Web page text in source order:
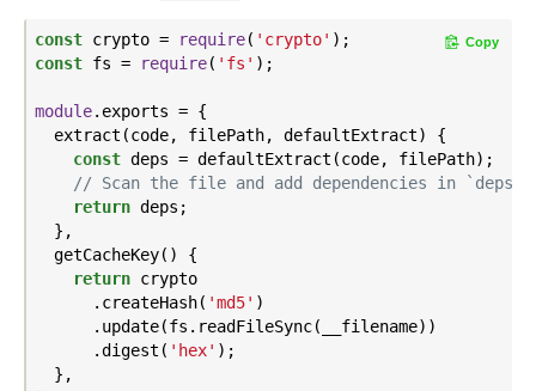
const crypto = require( 'crypto'
const fs = require( 'fs' );
module.exports = {
  extract(code, filePath, defaultExtract) {
const deps = defaultExtract(code, filePath);
// Scan the file and add dependencies in
return deps;
  },
  getCacheKey() {
return crypto
      .createHash(
'md5' )
      .update(fs.readFileSync(__filename))
      .digest(
'hex' );
  },
Copy